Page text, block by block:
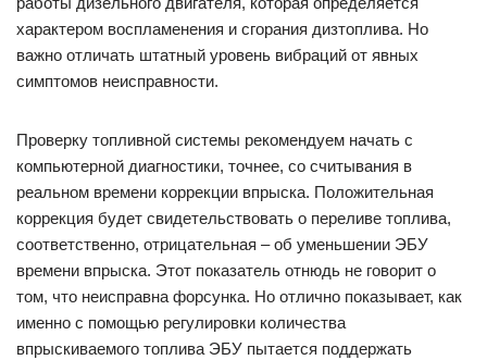
характером воспламенения и сгорания дизтоплива. Но
важно отличать штатный уровень вибраций от явных
симптомов неисправности.
Проверку топливной системы рекомендуем начать с
компьютерной диагностики, точнее, со считывания в
реальном времени коррекции впрыска. Положительная
коррекция будет свидетельствовать о переливе топлива,
соответственно, отрицательная – об уменьшении ЭБУ
времени впрыска. Этот показатель отнюдь не говорит о
том, что неисправна форсунка. Но отлично показывает, как
именно с помощью регулировки количества
впрыскиваемого топлива ЭБУ пытается поддержать